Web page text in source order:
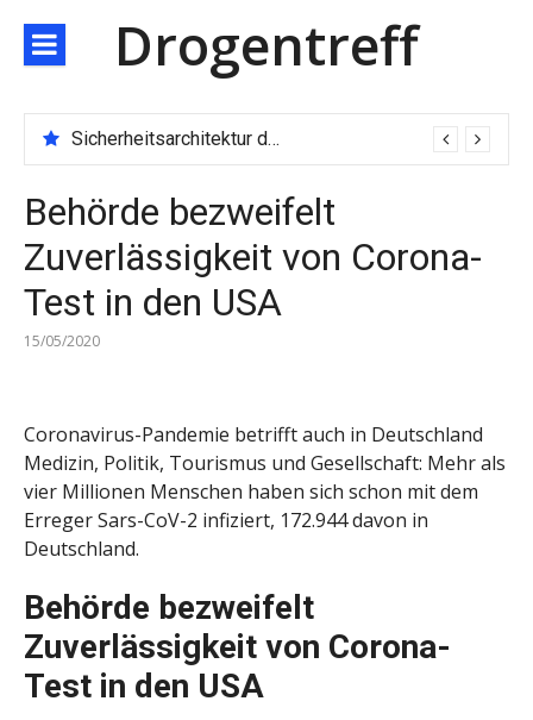
zum
Inhalt
Drogentreff
Sicherheitsarchitektur der nächsten Generation: JARXE kombiniert Multi-Wallet und MPC als Schutzschild für digitales Vertrauen
Behörde bezweifelt
Zuverlässigkeit von Corona-
Test in den USA
15/05/2020
Coronavirus-Pandemie betrifft auch in Deutschland
Medizin, Politik, Tourismus und Gesellschaft: Mehr als
vier Millionen Menschen haben sich schon mit dem
Erreger Sars-CoV-2 infiziert, 172.944 davon in
Deutschland.
Behörde bezweifelt
Zuverlässigkeit von Corona-
Test in den USA